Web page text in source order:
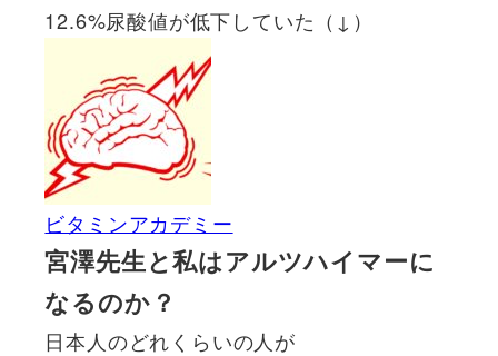
12.6%尿酸値が低下していた（↓）
ビタミンアカデミー
宮澤先生と私はアルツハイマーに
なるのか？
日本人のどれくらいの人が